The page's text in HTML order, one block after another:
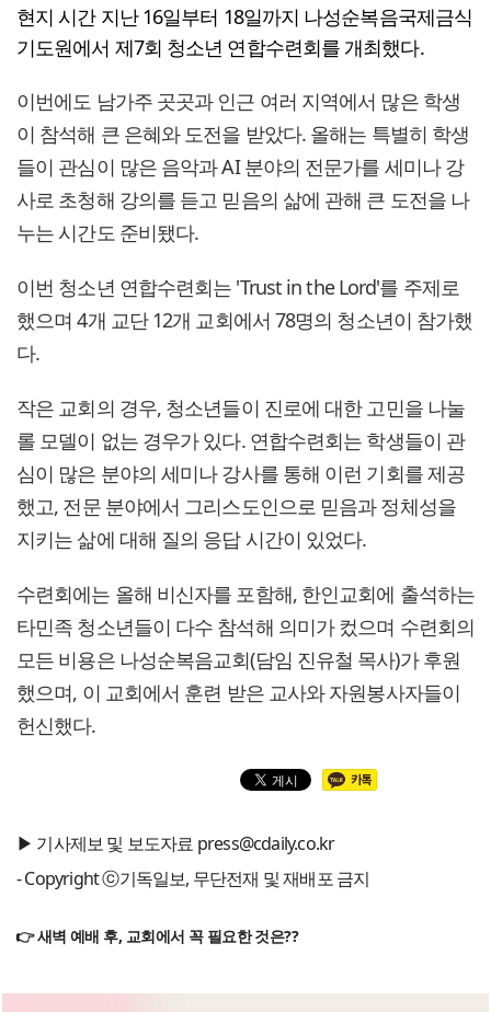
현지 시간 지난 16일부터 18일까지 나성순복음국제금식
기도원에서 제7회 청소년 연합수련회를 개최했다.
이번에도 남가주 곳곳과 인근 여러 지역에서 많은 학생
이 참석해 큰 은혜와 도전을 받았다. 올해는 특별히 학생
들이 관심이 많은 음악과 AI 분야의 전문가를 세미나 강
사로 초청해 강의를 듣고 믿음의 삶에 관해 큰 도전을 나
누는 시간도 준비됐다.
이번 청소년 연합수련회는 'Trust in the Lord'를 주제로
했으며 4개 교단 12개 교회에서 78명의 청소년이 참가했
다.
작은 교회의 경우, 청소년들이 진로에 대한 고민을 나눌
롤 모델이 없는 경우가 있다. 연합수련회는 학생들이 관
심이 많은 분야의 세미나 강사를 통해 이런 기회를 제공
했고, 전문 분야에서 그리스도인으로 믿음과 정체성을
지키는 삶에 대해 질의 응답 시간이 있었다.
수련회에는 올해 비신자를 포함해, 한인교회에 출석하는
타민족 청소년들이 다수 참석해 의미가 컸으며 수련회의
모든 비용은 나성순복음교회(담임 진유철 목사)가 후원
했으며, 이 교회에서 훈련 받은 교사와 자원봉사자들이
헌신했다.
▶ 기사제보 및 보도자료 press@cdaily.co.kr
- Copyright ⓒ기독일보, 무단전재 및 재배포 금지
👉 새벽 예배 후, 교회에서 꼭 필요한 것은??